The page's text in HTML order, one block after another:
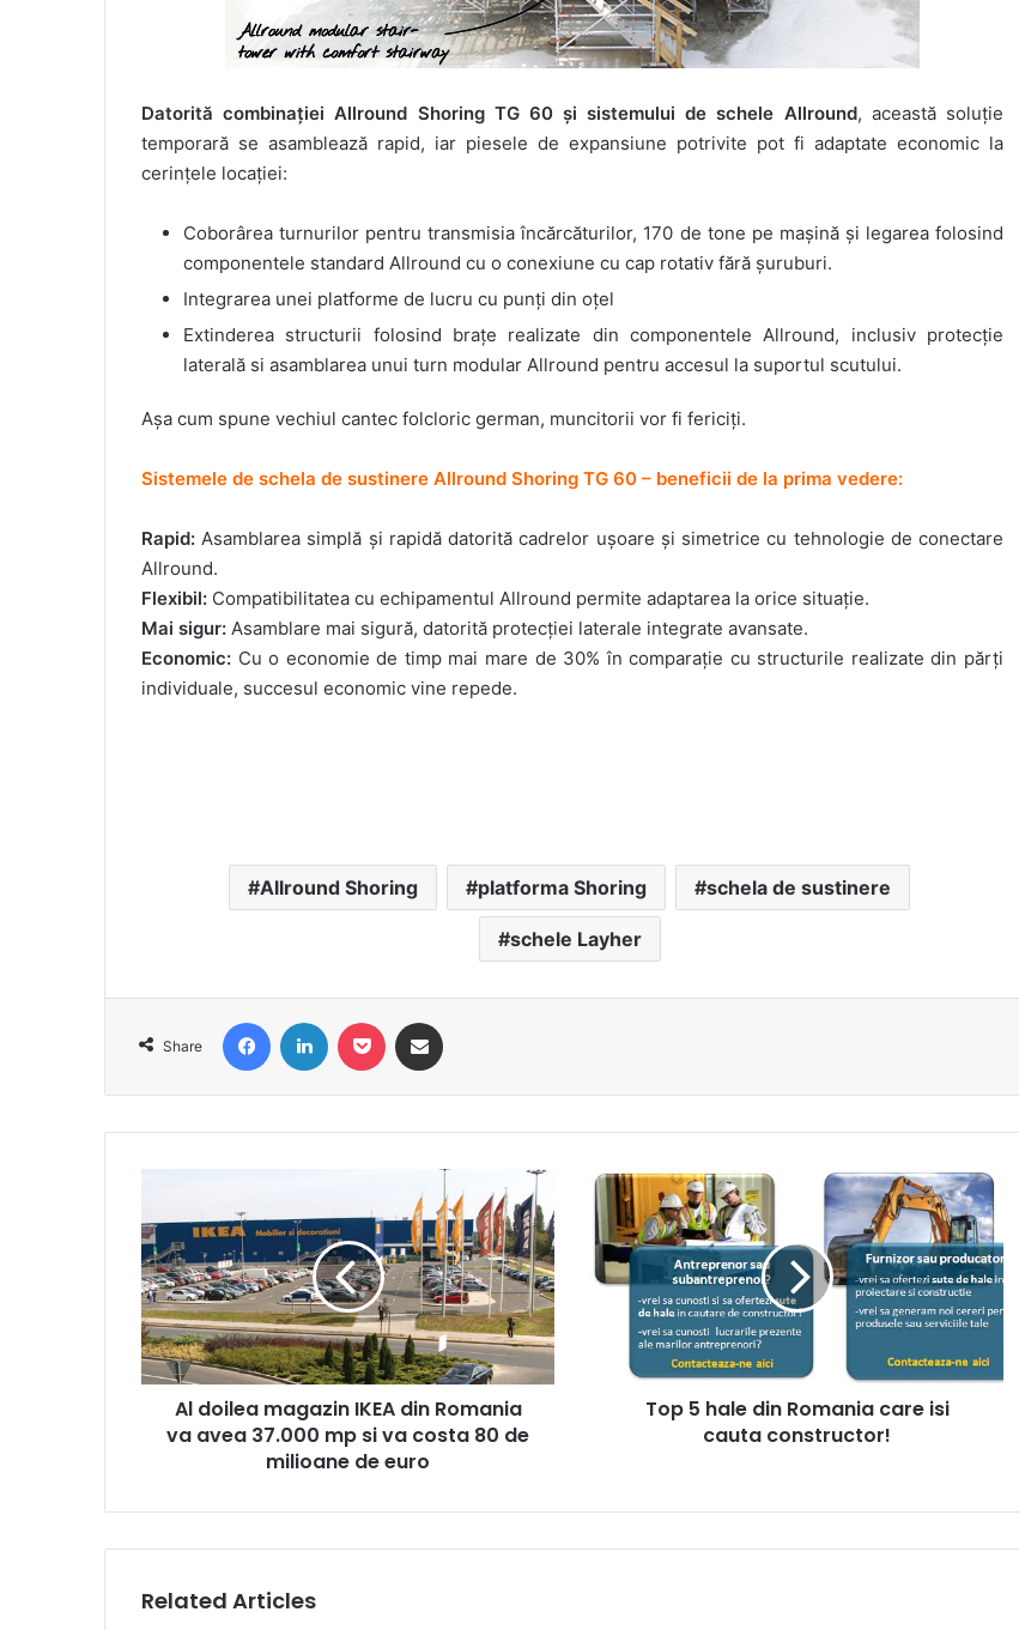
Datorită combinației Allround Shoring TG 60 și sistemului de schele Allround, această soluție
temporară se asamblează rapid, iar piesele de expansiune potrivite pot fi adaptate economic la
cerințele locației:
Coborârea turnurilor pentru transmisia încărcăturilor, 170 de tone pe mașină și legarea folosind
componentele standard Allround cu o conexiune cu cap rotativ fără șuruburi.
Integrarea unei platforme de lucru cu punți din oțel
Extinderea structurii folosind brațe realizate din componentele Allround, inclusiv protecție
laterală si asamblarea unui turn modular Allround pentru accesul la suportul scutului.
Așa cum spune vechiul cantec folcloric german, muncitorii vor fi fericiți.
Sistemele de schela de sustinere Allround Shoring TG 60 – beneficii de la prima vedere:
Rapid:Asamblarea simplă și rapidă datorită cadrelor ușoare și simetrice cu tehnologie de conectare
Allround.
Flexibil: Compatibilitatea cu echipamentul Allround permite adaptarea la orice situație.
Mai sigur: Asamblare mai sigură, datorită protecției laterale integrate avansate.
Economic: Cu o economie de timp mai mare de 30% în comparație cu structurile realizate din părți
individuale, succesul economic vine repede.
Allround Shoring platforma Shoring schela de sustinere
schele Layher
Share
FacebookLinkedIn Pocket
magazin
IKEA
din
Romania
va
avea
37.000
80
euro
Al doilea magazin IKEA din Romania
va avea 37.000 mp si va costa 80 de
milioane de euro
Top
5
hale
Romania
constructor!
Top 5 hale din Romania care isi
cauta constructor!
Related Articles